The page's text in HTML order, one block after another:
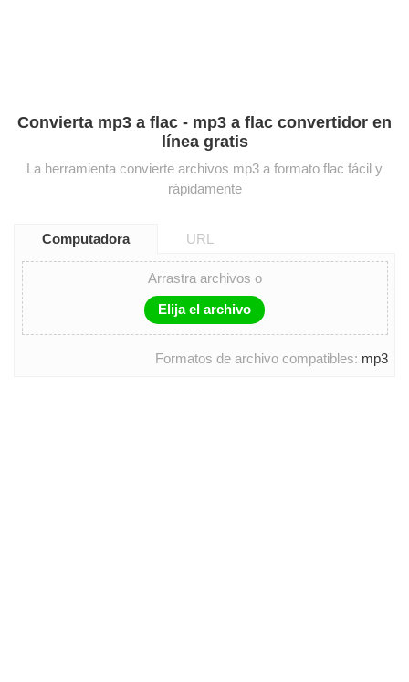
Convierta mp3 a flac - mp3 a flac convertidor en
línea gratis
La herramienta convierte archivos mp3 a formato flac fácil y
rápidamente
Computadora URL
Arrastra archivos o
Elija el archivo
Formatos de archivo compatibles: mp3